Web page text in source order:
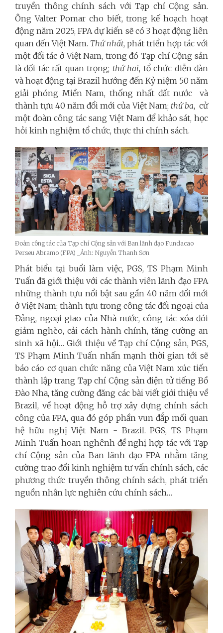
truyền thông chính sách với Tạp chí Cộng sản.
Ông Valter Pomar cho biết, trong kế hoạch hoạt
động năm 2025, FPA dự kiến sẽ có 3 hoạt động liên
quan đến Việt Nam. Thứ nhất, phát triển hợp tác với
một đối tác ở Việt Nam, trong đó Tạp chí Cộng sản
là đối tác rất quan trọng; thứ hai, tổ chức diễn đàn
và hoạt động tại Brazil hướng đến Kỷ niệm 50 năm
giải phóng Miền Nam, thống nhất đất nước và
thành tựu 40 năm đổi mới của Việt Nam; thứ ba, cử
một đoàn công tác sang Việt Nam để khảo sát, học
hỏi kinh nghiệm tổ chức, thực thi chính sách.
Đoàn công tác của Tạp chí Cộng sản với Ban lãnh đạo Fundacao
Perseu Abramo (FPA) _Ảnh: Nguyễn Thanh Sơn
Phát biểu tại buổi làm việc, PGS, TS Phạm Minh
Tuấn đã giới thiệu với các thành viên lãnh đạo FPA
những thành tựu nổi bật sau gần 40 năm đổi mới
ở Việt Nam; thành tựu trong công tác đối ngoại của
Đảng, ngoại giao của Nhà nước, công tác xóa đói
giảm nghèo, cải cách hành chính, tăng cường an
sinh xã hội… Giới thiệu về Tạp chí Cộng sản, PGS,
TS Phạm Minh Tuấn nhấn mạnh thời gian tới sẽ
báo cáo cơ quan chức năng của Việt Nam xúc tiến
thành lập trang Tạp chí Cộng sản điện tử tiếng Bồ
Đào Nha, tăng cường đăng các bài viết giới thiệu về
Brazil, về hoạt động hỗ trợ xây dựng chính sách
công của FPA, qua đó góp phần vun đắp mối quan
hệ hữu nghị Việt Nam - Brazil. PGS, TS Phạm
Minh Tuấn hoan nghênh đề nghị hợp tác với Tạp
chí Cộng sản của Ban lãnh đạo FPA nhằm tăng
cường trao đổi kinh nghiệm tư vấn chính sách, các
phương thức truyền thông chính sách, phát triển
nguồn nhân lực nghiên cứu chính sách…